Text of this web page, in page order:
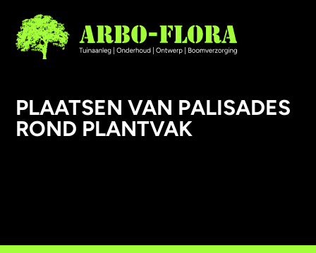
PLAATSEN VAN PALISADES
ROND PLANTVAK